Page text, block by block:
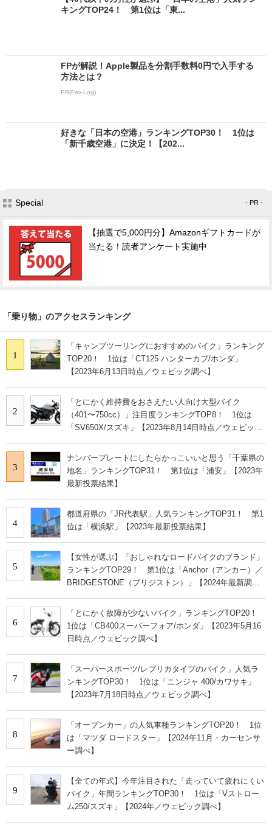
キングTOP24！ 第1位は「東...
FPが解説！Apple製品を分割手数料0円で入手する
方法とは？
PR(Fav-Log)
好きな「日本の空港」ランキングTOP30！ 1位は
「新千歳空港」に決定！【202...
Special - PR -
【抽選で5,000円分】Amazonギフトカードが
当たる！読者アンケート実施中
「乗り物」のアクセスランキング
1
「キャンプツーリングにおすすめのバイク」ランキング
TOP20！ 1位は「CT125 ハンターカブ/ホンダ」
【2023年6月13日時点／ウェビック調べ】
2
「とにかく維持費をおさえたい人向け大型バイク
（401〜750cc）」注目度ランキングTOP8！ 1位は
「SV650X/スズキ」【2023年8月14日時点／ウェビック
3
ナンバープレートにしたらかっこいいと思う「千葉県の
地名」ランキングTOP31！ 第1位は「浦安」【2023年
最新投票結果】
4
都道府県の「JR代表駅」人気ランキングTOP31！ 第1
位は「横浜駅」【2023年最新投票結果】
5
【女性が選ぶ】「おしゃれなロードバイクのブランド」
ランキングTOP29！ 第1位は「Anchor（アンカー）／
BRIDGESTONE（ブリジストン）」【2024年最新調査
6
「とにかく故障が少ないバイク」ランキングTOP20！
1位は「CB400スーパーフォア/ホンダ」【2023年5月16
日時点／ウェビック調べ】
7
「スーパースポーツ/レプリカタイプのバイク」人気ラ
ンキングTOP30！ 1位は「ニンジャ 400/カワサキ」
【2023年7月18日時点／ウェビック調べ】
8
「オープンカー」の人気車種ランキングTOP20！ 1位
は「マツダ ロードスター」【2024年11月・カーセンサ
ー調べ】
9
【全ての年式】今年注目された「走っていて疲れにくい
バイク」年間ランキングTOP30！ 1位は「Vストロー
ム250/スズキ」【2024年／ウェビック調べ】